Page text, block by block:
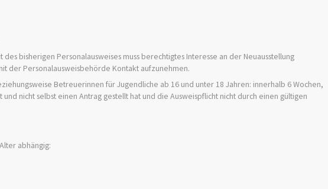
bisherigen Personalausweises muss berechtigtes Interesse an der Neuausstellung
der Personalausweisbehörde Kontakt aufzunehmen.
Betreuerinnen für Jugendliche ab 16 und unter 18 Jahren: innerhalb 6 Wochen,
nicht selbst einen Antrag gestellt hat und die Ausweispflicht nicht durch einen gültigen
abhängig: